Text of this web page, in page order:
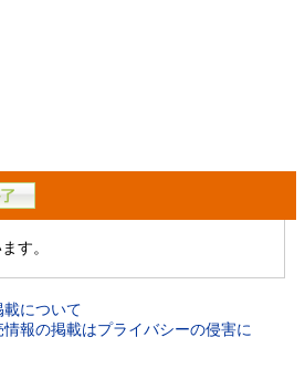
す。
について
情報の掲載はプライバシーの侵害に